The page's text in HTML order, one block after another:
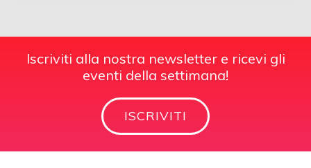
Iscriviti alla nostra newsletter e ricevi gli
eventi della settimana!
ISCRIVITI